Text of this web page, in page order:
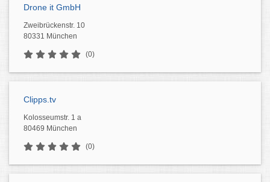
Drone it GmbH
Zweibrückenstr. 10
80331 München
(0)
Clipps.tv
Kolosseumstr. 1 a
80469 München
(0)